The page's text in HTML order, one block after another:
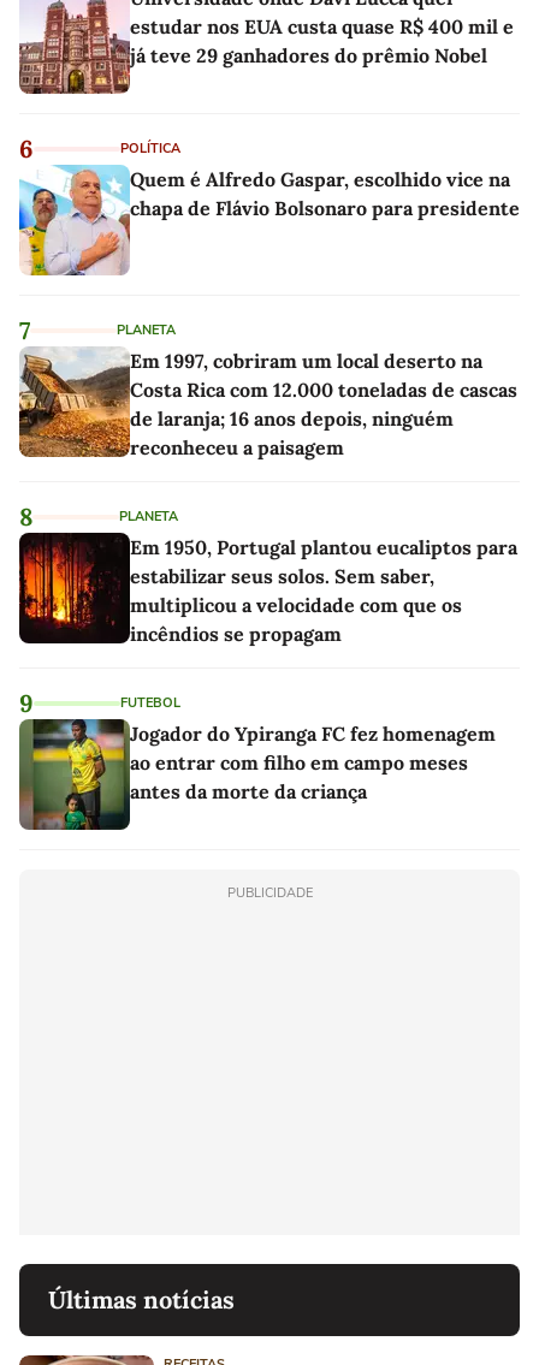
estudar nos EUA custa quase R$ 400 mil e
já teve 29 ganhadores do prêmio Nobel
6 POLÍTICA
Quem é Alfredo Gaspar, escolhido vice na
chapa de Flávio Bolsonaro para presidente
7 PLANETA
Em 1997, cobriram um local deserto na
Costa Rica com 12.000 toneladas de cascas
de laranja; 16 anos depois, ninguém
reconheceu a paisagem
8 PLANETA
Em 1950, Portugal plantou eucaliptos para
estabilizar seus solos. Sem saber,
multiplicou a velocidade com que os
incêndios se propagam
9 FUTEBOL
Jogador do Ypiranga FC fez homenagem
ao entrar com filho em campo meses
antes da morte da criança
PUBLICIDADE
Últimas notícias